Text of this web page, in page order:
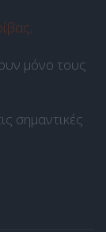
.
μόνο τους
σημαντικές